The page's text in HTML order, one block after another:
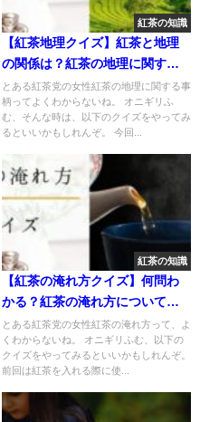
紅茶の知識
【紅茶地理クイズ】紅茶と地理
の関係は？紅茶の地理に関する
理解が深まる15問！
とある紅茶党の女性紅茶の地理に関する事
柄ってよくわからないね。 オニギリふ
む、そんな時は、以下のクイズをやってみ
るといいかもしれんぞ。 今回...
紅茶の知識
【紅茶の淹れ方クイズ】何問わ
かる？紅茶の淹れ方についてく
わしくなる16問！
とある紅茶党の女性紅茶の淹れ方って、よ
くわからないね。 オニギリふむ、以下の
クイズをやってみるといいかもしれんぞ。
前回は紅茶を入れる際に使...